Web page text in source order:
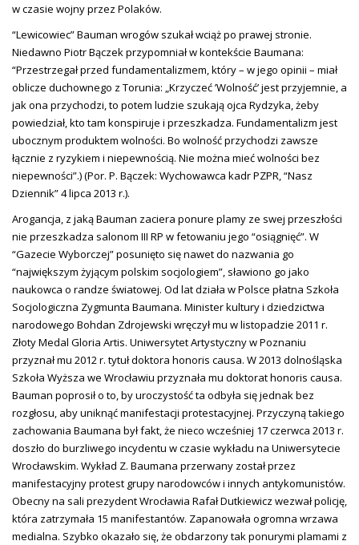
w czasie wojny przez Polaków.
“Lewicowiec” Bauman wrogów szukał wciąż po prawej stronie.
Niedawno Piotr Bączek przypomniał w kontekście Baumana:
“Przestrzegał przed fundamentalizmem, który – w jego opinii – miał
oblicze duchownego z Torunia: „Krzyczeć ’Wolność’ jest przyjemnie, a
jak ona przychodzi, to potem ludzie szukają ojca Rydzyka, żeby
powiedział, kto tam konspiruje i przeszkadza. Fundamentalizm jest
ubocznym produktem wolności. Bo wolność przychodzi zawsze
łącznie z ryzykiem i niepewnością. Nie można mieć wolności bez
niepewności”.) (Por. P. Bączek: Wychowawca kadr PZPR, “Nasz
Dziennik” 4 lipca 2013 r.).
Arogancja, z jaką Bauman zaciera ponure plamy ze swej przeszłości
nie przeszkadza salonom III RP w fetowaniu jego “osiągnięć”. W
“Gazecie Wyborczej” posunięto się nawet do nazwania go
“największym żyjącym polskim socjologiem”, sławiono go jako
naukowca o randze światowej. Od lat działa w Polsce płatna Szkoła
Socjologiczna Zygmunta Baumana. Minister kultury i dziedzictwa
narodowego Bohdan Zdrojewski wręczył mu w listopadzie 2011 r.
Złoty Medal Gloria Artis. Uniwersytet Artystyczny w Poznaniu
przyznał mu 2012 r. tytuł doktora honoris causa. W 2013 dolnośląska
Szkoła Wyższa we Wrocławiu przyznała mu doktorat honoris causa.
Bauman poprosił o to, by uroczystość ta odbyła się jednak bez
rozgłosu, aby uniknąć manifestacji protestacyjnej. Przyczyną takiego
zachowania Baumana był fakt, że nieco wcześniej 17 czerwca 2013 r.
doszło do burzliwego incydentu w czasie wykładu na Uniwersytecie
Wrocławskim. Wykład Z. Baumana przerwany został przez
manifestacyjny protest grupy narodowców i innych antykomunistów.
Obecny na sali prezydent Wrocławia Rafał Dutkiewicz wezwał policję,
która zatrzymała 15 manifestantów. Zapanowała ogromna wrzawa
medialna. Szybko okazało się, że obdarzony tak ponurymi plamami z